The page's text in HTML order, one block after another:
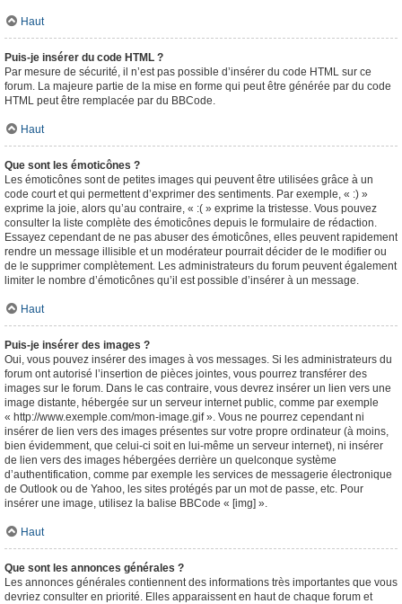
Haut
Puis-je insérer du code HTML ?
Par mesure de sécurité, il n’est pas possible d’insérer du code HTML sur ce
forum. La majeure partie de la mise en forme qui peut être générée par du code
HTML peut être remplacée par du BBCode.
Haut
Que sont les émoticônes ?
Les émoticônes sont de petites images qui peuvent être utilisées grâce à un
code court et qui permettent d’exprimer des sentiments. Par exemple, « :) »
exprime la joie, alors qu’au contraire, « :( » exprime la tristesse. Vous pouvez
consulter la liste complète des émoticônes depuis le formulaire de rédaction.
Essayez cependant de ne pas abuser des émoticônes, elles peuvent rapidement
rendre un message illisible et un modérateur pourrait décider de le modifier ou
de le supprimer complètement. Les administrateurs du forum peuvent également
limiter le nombre d’émoticônes qu’il est possible d’insérer à un message.
Haut
Puis-je insérer des images ?
Oui, vous pouvez insérer des images à vos messages. Si les administrateurs du
forum ont autorisé l’insertion de pièces jointes, vous pourrez transférer des
images sur le forum. Dans le cas contraire, vous devrez insérer un lien vers une
image distante, hébergée sur un serveur internet public, comme par exemple
« http://www.exemple.com/mon-image.gif ». Vous ne pourrez cependant ni
insérer de lien vers des images présentes sur votre propre ordinateur (à moins,
bien évidemment, que celui-ci soit en lui-même un serveur internet), ni insérer
de lien vers des images hébergées derrière un quelconque système
d’authentification, comme par exemple les services de messagerie électronique
de Outlook ou de Yahoo, les sites protégés par un mot de passe, etc. Pour
insérer une image, utilisez la balise BBCode « [img] ».
Haut
Que sont les annonces générales ?
Les annonces générales contiennent des informations très importantes que vous
devriez consulter en priorité. Elles apparaissent en haut de chaque forum et